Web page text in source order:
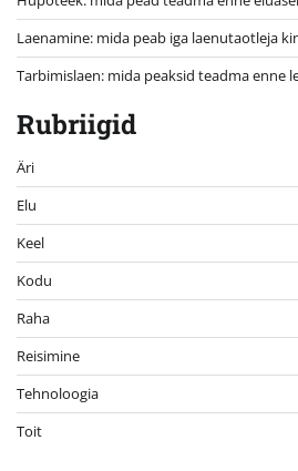
Laenamine: mida peab iga laenutaotleja
Tarbimislaen: mida peaksid teadma enne
Rubriigid
Äri
Elu
Keel
Kodu
Raha
Reisimine
Tehnoloogia
Toit